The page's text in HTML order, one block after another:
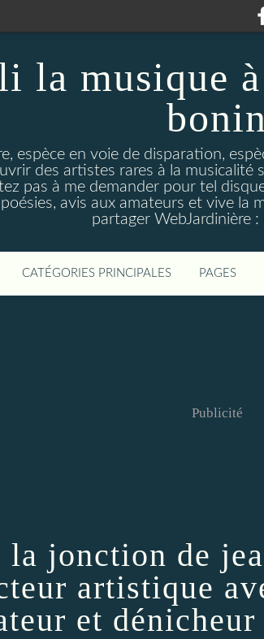
la musique
bonin
espèce en voie de disparation,
des artistes rares à la musicalité
pas à me demander pour tel
avis aux amateurs et vive la
partager WebJardinière :
CATÉGORIES PRINCIPALES PAGES
Publicité
la jonction de
artistique
et dénicheur